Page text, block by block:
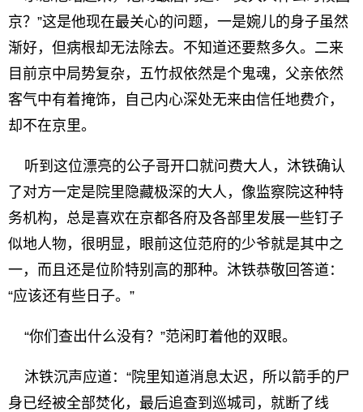
京？”这是他现在最关心的问题，一是婉儿的身子虽然
渐好，但病根却无法除去。不知道还要熬多久。二来
目前京中局势复杂，五竹叔依然是个鬼魂，父亲依然
客气中有着掩饰，自己内心深处无来由信任地费介，
却不在京里。
听到这位漂亮的公子哥开口就问费大人，沐铁确认
了对方一定是院里隐藏极深的大人，像监察院这种特
务机构，总是喜欢在京都各府及各部里发展一些钉子
似地人物，很明显，眼前这位范府的少爷就是其中之
一，而且还是位阶特别高的那种。沐铁恭敬回答道：
“应该还有些日子。”
“你们查出什么没有？”范闲盯着他的双眼。
沐铁沉声应道：“院里知道消息太迟，所以箭手的尸
身已经被全部焚化，最后追查到巡城司，就断了线